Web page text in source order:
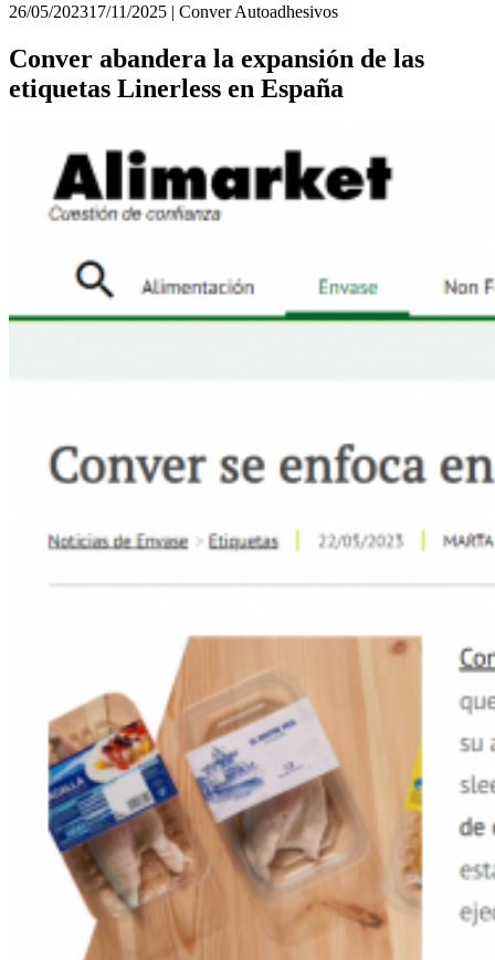
26/05/202317/11/2025 | Conver Autoadhesivos
Conver abandera la expansión de las
etiquetas Linerless en España